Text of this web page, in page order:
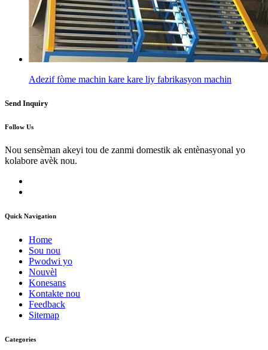
Adezif fòme machin kare kare liy fabrikasyon machin
Send Inquiry
Follow Us
Nou sensèman akeyi tou de zanmi domestik ak entènasyonal yo
kolabore avèk nou.
Quick Navigation
Home
Sou nou
Pwodwi yo
Nouvèl
Konesans
Kontakte nou
Feedback
Sitemap
Categories